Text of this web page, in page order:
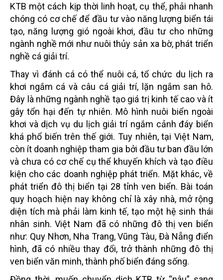
KTB một cách kịp thời linh hoạt, cụ thể, phải nhanh
chóng có cơ chế để đầu tư vào năng lượng biển tái
tạo, năng lượng gió ngoài khơi, đầu tư cho những
ngành nghề mới như nuôi thủy sản xa bờ, phát triển
nghề cá giải trí.
Thay vì đánh cá có thể nuôi cá, tổ chức du lịch ra
khơi ngắm cá và câu cá giải trí, lặn ngắm san hô.
Đây là những ngành nghề tạo giá trị kinh tế cao và ít
gây tổn hại đến tự nhiên. Mô hình nuôi biển ngoài
khơi và dịch vụ du lịch giải trí ngắm cảnh đáy biển
khá phổ biến trên thế giới. Tuy nhiên, tại Việt Nam,
còn ít doanh nghiệp tham gia bởi đầu tư ban đầu lớn
và chưa có cơ chế cụ thể khuyến khích và tạo điều
kiện cho các doanh nghiệp phát triển. Mặt khác, về
phát triển đô thị biển tại 28 tỉnh ven biển. Bài toán
quy hoạch hiện nay không chỉ là xây nhà, mở rộng
diện tích mà phải làm kinh tế, tạo một hệ sinh thái
nhân sinh. Việt Nam đã có những đô thị ven biển
như: Quy Nhơn, Nha Trang, Vũng Tàu, Đà Nẵng điển
hình, đã có nhiều thay đổi, trở thành những đô thị
ven biển văn minh, thành phố biển đáng sống.